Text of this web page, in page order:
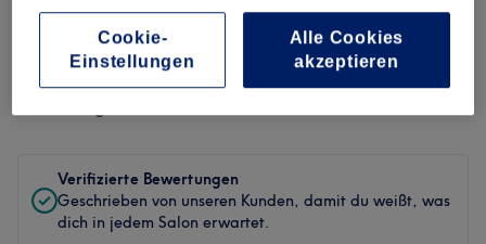
Behandlung Alle Bewertungen
Verifizierte Bewertungen
Geschrieben von unseren Kunden, damit du weißt, was
dich in jedem Salon erwartet.
Alle Cookies
akzeptieren
Cookie-
Einstellungen